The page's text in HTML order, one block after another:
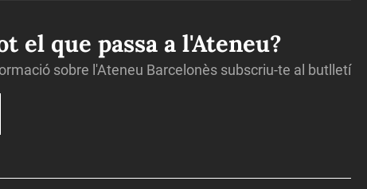
el que passa a l'Ateneu?
sobre l'Ateneu Barcelonès subscriu-te al butlletí